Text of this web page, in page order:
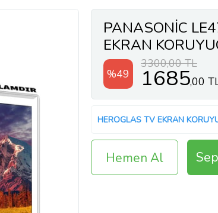
PANASONİC
EKRAN
%49
3300,00 TL
1685,00
HEROGLAS TV EKRAN
Hemen Al